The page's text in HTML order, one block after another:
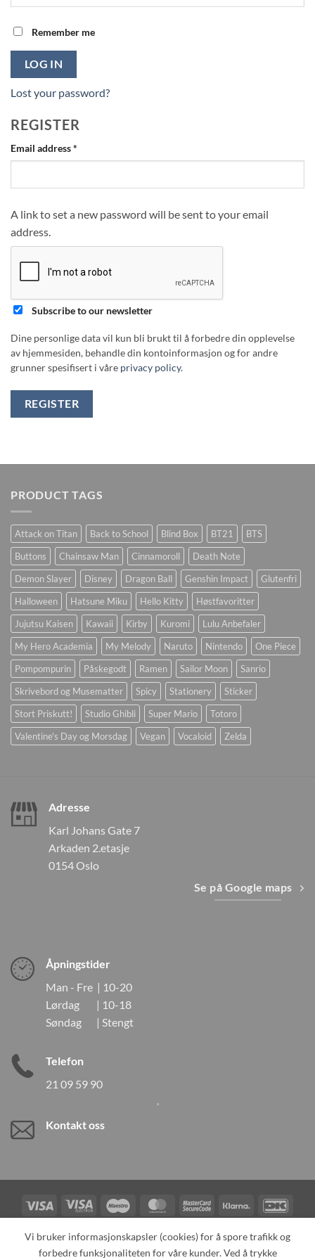
Remember me
LOG IN
Lost your password?
REGISTER
Email address*
A link to set a new password will be sent to your email
address.
Subscribe to our newsletter
Dine personlige data vil kun bli brukt til å forbedre din opplevelse
av hjemmesiden, behandle din kontoinformasjon og for andre
grunner spesifisert i våre privacy policy.
REGISTER
PRODUCT TAGS
Attack on Titan Back to School Blind Box BT21
BTS
Buttons
Chainsaw Man Cinnamoroll
Death Note
Demon Slayer
Disney Dragon Ball Genshin Impact
Glutenfri
Halloween
Hatsune Miku Hello Kitty
Høstfavoritter
Jujutsu Kaisen
Kawaii Kirby Kuromi
Lulu Anbefaler
My Hero Academia
My Melody Naruto Nintendo
One Piece
Pompompurin
Påskegodt Ramen Sailor Moon
Sanrio
Skrivebord og Musematter
Spicy Stationery
Sticker
Stort Priskutt!
Studio Ghibli Super Mario
Totoro
Valentine's Day og Morsdag
Vegan Vocaloid Zelda
Adresse
Karl Johans Gate 7
Arkaden 2.etasje
0154 Oslo
Se på Google maps
Åpningstider
Man - Fre | 10-20
Lørdag | 10-18
Søndag | Stengt
Telefon
21 09 59 90
Kontakt oss
Visa
Visa
Electron
Maestro MasterCardMasterCard
2
Klarna
Card
TILBAKEKALLINGER KONTAKT OSS OM OSS
Vi bruker informasjonskapsler (cookies) for å spore trafikk og
forbedre funksjonaliteten for våre kunder. Ved å trykke